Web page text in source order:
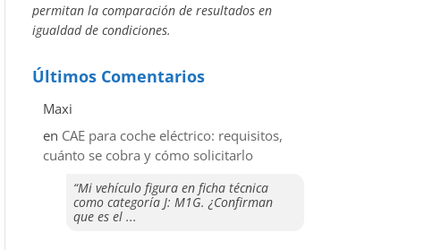
permitan la comparación de resultados en
igualdad de condiciones.
Últimos Comentarios
Maxi
en CAE para coche eléctrico: requisitos,
cuánto se cobra y cómo solicitarlo
“Mi vehículo figura en ficha técnica
como categoría J: M1G. ¿Confirman
que es el ...